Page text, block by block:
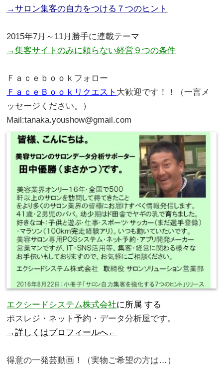
→サロン集客の自力をつける７つのヒント
2015年7月～11月勝手に連載テーマ
→集客サイトのみに頼らない経営９つの条件
Ｆａｃｅｂｏｏｋフォロー
ＦａｃｅＢｏｏｋリクエスト 大歓迎です！！（一言メ
ッセージください。）
Mail:tanaka.youshow@gmail.com
エクシードシステム株式会社に所属 する
ポスレジ・ネット予約・データ分析屋です。
→詳しくはプロフィールへ←
得意の一発芸動画！（実物ご希望の方は…）